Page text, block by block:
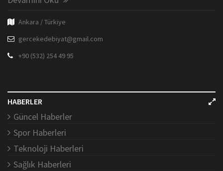
Ankara / Türkiye
gercekedebiyat@gmail.com
+90 (532) 254 49 95
HABERLER
Güncel Haberler
Spor Haberleri
Teknoloji Haberleri
Sağlık Haberleri